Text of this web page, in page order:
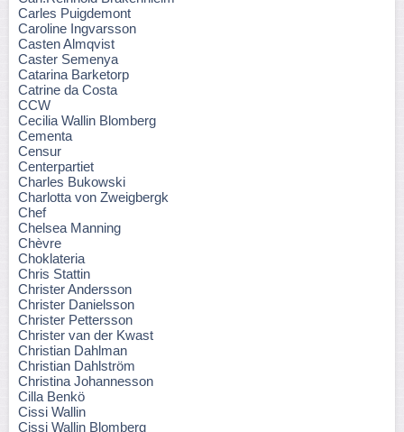
Carles Puigdemont
Caroline Ingvarsson
Casten Almqvist
Caster Semenya
Catarina Barketorp
Catrine da Costa
CCW
Cecilia Wallin Blomberg
Cementa
Censur
Centerpartiet
Charles Bukowski
Charlotta von Zweigbergk
Chef
Chelsea Manning
Chèvre
Choklateria
Chris Stattin
Christer Andersson
Christer Danielsson
Christer Pettersson
Christer van der Kwast
Christian Dahlman
Christian Dahlström
Christina Johannesson
Cilla Benkö
Cissi Wallin
Cissi Wallin Blomberg